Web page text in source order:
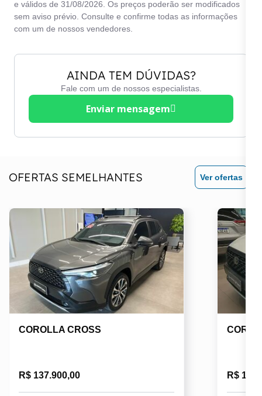
Central Multimídia
Chave cópia
Desembaçador traseiro
Travas elétricas
e válidos de 31/08/2026. Os preços poderão ser modificados
sem aviso prévio. Consulte e confirme todas as informações
com um de nossos vendedores.
AINDA TEM DÚVIDAS?
Fale com um de nossos especialistas.
Enviar mensagem
OFERTAS SEMELHANTES Ver ofertas
COROLLA CROSS
R$ 137.900,00 R$